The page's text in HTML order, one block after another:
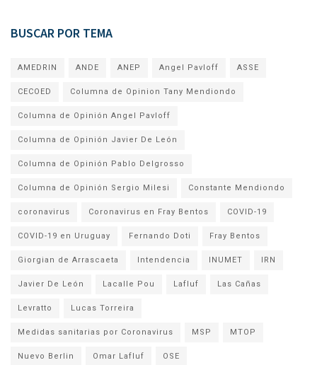
BUSCAR POR TEMA
AMEDRIN ANDE ANEP Angel Pavloff ASSE
CECOED Columna de Opinion Tany Mendiondo
Columna de Opinión Angel Pavloff
Columna de Opinión Javier De León
Columna de Opinión Pablo Delgrosso
Columna de Opinión Sergio Milesi Constante Mendiondo
coronavirus Coronavirus en Fray Bentos COVID-19
COVID-19 en Uruguay Fernando Doti Fray Bentos
Giorgian de Arrascaeta Intendencia INUMET IRN
Javier De León Lacalle Pou Lafluf Las Cañas
Levratto Lucas Torreira
Medidas sanitarias por Coronavirus MSP MTOP
Nuevo Berlin Omar Lafluf OSE